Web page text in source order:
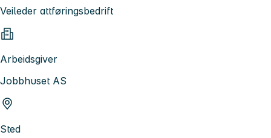
Veileder attføringsbedrift
Arbeidsgiver
Jobbhuset AS
Sted